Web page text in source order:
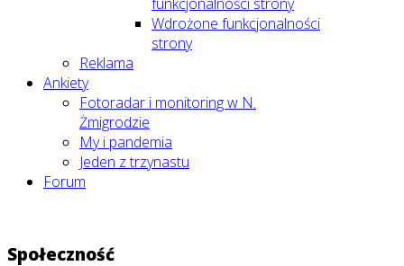
Wdrożone funkcjonalności
strony
Reklama
Ankiety
Fotoradar i monitoring w N.
Żmigrodzie
My i pandemia
Jeden z trzynastu
Forum
Społeczność